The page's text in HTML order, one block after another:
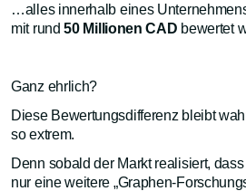
…alles innerhalb eines
mit rund50 Millionen CAD bewertet
Ganz ehrlich?
Diese Bewertungsdifferenz bleibt
so extrem.
Denn sobald der Markt realisiert,
nur eine weitere „Graphen-